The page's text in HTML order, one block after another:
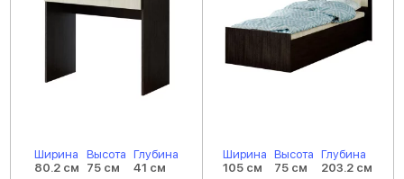
Ширина
80.2 см
Высота
75 см
Глубина
41 см
Ширина
105 см
Высота
75 см
Глубина
203.2 см